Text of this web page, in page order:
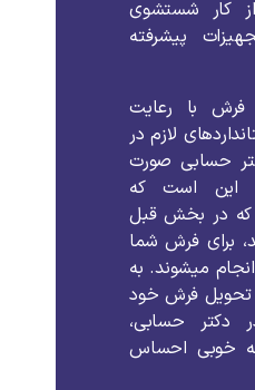
از کار
شستشوی
پیشرفته
فرش با
رعایت
لازم در
حسابی صورت
این است
که
که در بخش قبل
برای فرش شما
انجام میشوند. به
تحویل فرش خود
دکتر حسابی،
خوبی احساس